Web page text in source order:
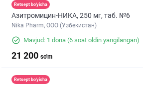
Retsept bo'yicha
Азитромицин-НИКА, 250 мг, таб. №6
Nika Pharm, ООО (Узбекистан)
Mavjud: 1 dona (6 soat oldin yangilangan)
21 200 so'm
Retsept bo'yicha